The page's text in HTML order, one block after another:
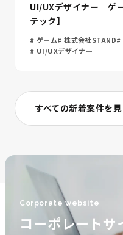
UI/UXデザイナー｜ゲ
テック】
ゲーム 株式会社STAND
UI/UXデザイナー
すべての新着案件を
Corporate website
コーポレートサ